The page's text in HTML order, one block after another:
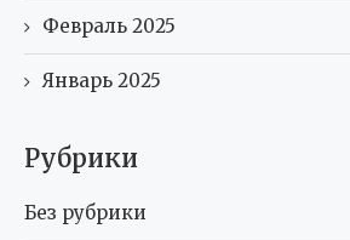
Февраль 2025
Январь 2025
Рубрики
Без рубрики